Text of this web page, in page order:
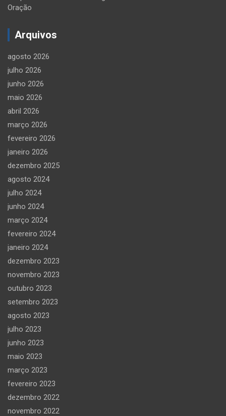
Oração
Arquivos
agosto 2026
julho 2026
junho 2026
maio 2026
abril 2026
março 2026
fevereiro 2026
janeiro 2026
dezembro 2025
agosto 2024
julho 2024
junho 2024
março 2024
fevereiro 2024
janeiro 2024
dezembro 2023
novembro 2023
outubro 2023
setembro 2023
agosto 2023
julho 2023
junho 2023
maio 2023
março 2023
fevereiro 2023
dezembro 2022
novembro 2022